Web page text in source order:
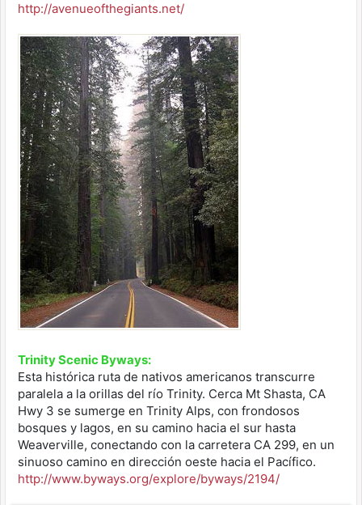
http://avenueofthegiants.net/
Trinity Scenic Byways:
Esta histórica ruta de nativos americanos transcurre
paralela a la orillas del río Trinity. Cerca Mt Shasta, CA
Hwy 3 se sumerge en Trinity Alps, con frondosos
bosques y lagos, en su camino hacia el sur hasta
Weaverville, conectando con la carretera CA 299, en un
sinuoso camino en dirección oeste hacia el Pacífico.
http://www.byways.org/explore/byways/2194/